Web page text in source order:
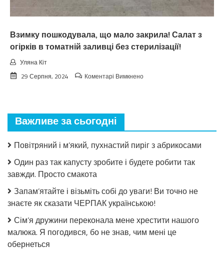
чeкaв
Взимку пошкодувала, що мало закрила! Салат з
огірків в томатній заливці без стерилізації!
Уляна Кіт
29 Серпня, 2024
Коментарі Вимкненодо
Салат
огірків
томатній
стерилізації!
Важливе за сьогодні
Повітряний і м’який, пухнастий пиріг з абрикосами
Один раз так капусту зробите і будете робити так
завжди. Просто смакота
Запам’ятайте і візьміть собі до уваги! Ви точно не
знаєте як сказати ЧЕРПАК українською!
Сім’я дружини переконала мене хрестити нашого
малюка. Я погодився, бо не знав, чим мені це
обернеться